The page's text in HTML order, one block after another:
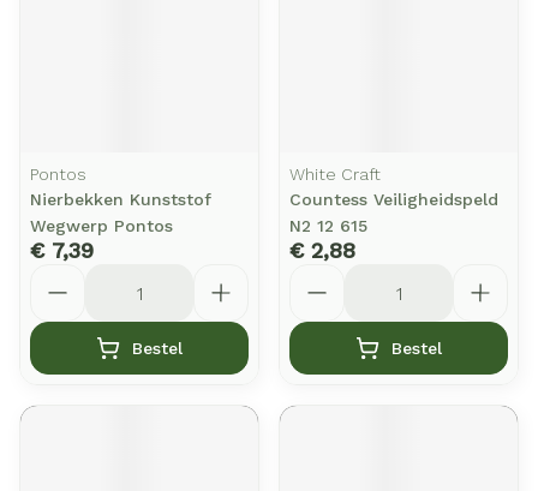
Pontos
Nierbekken Kunststof
Wegwerp Pontos
€ 7,39
Bestel
White Craft
Countess Veiligheidspeld
N2 12 615
€ 2,88
Bestel